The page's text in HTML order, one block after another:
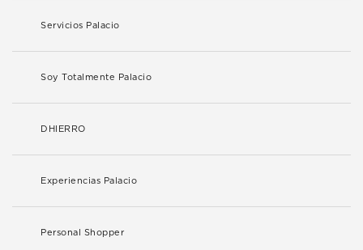
Servicios Palacio
Soy Totalmente Palacio
DHIERRO
Experiencias Palacio
Personal Shopper